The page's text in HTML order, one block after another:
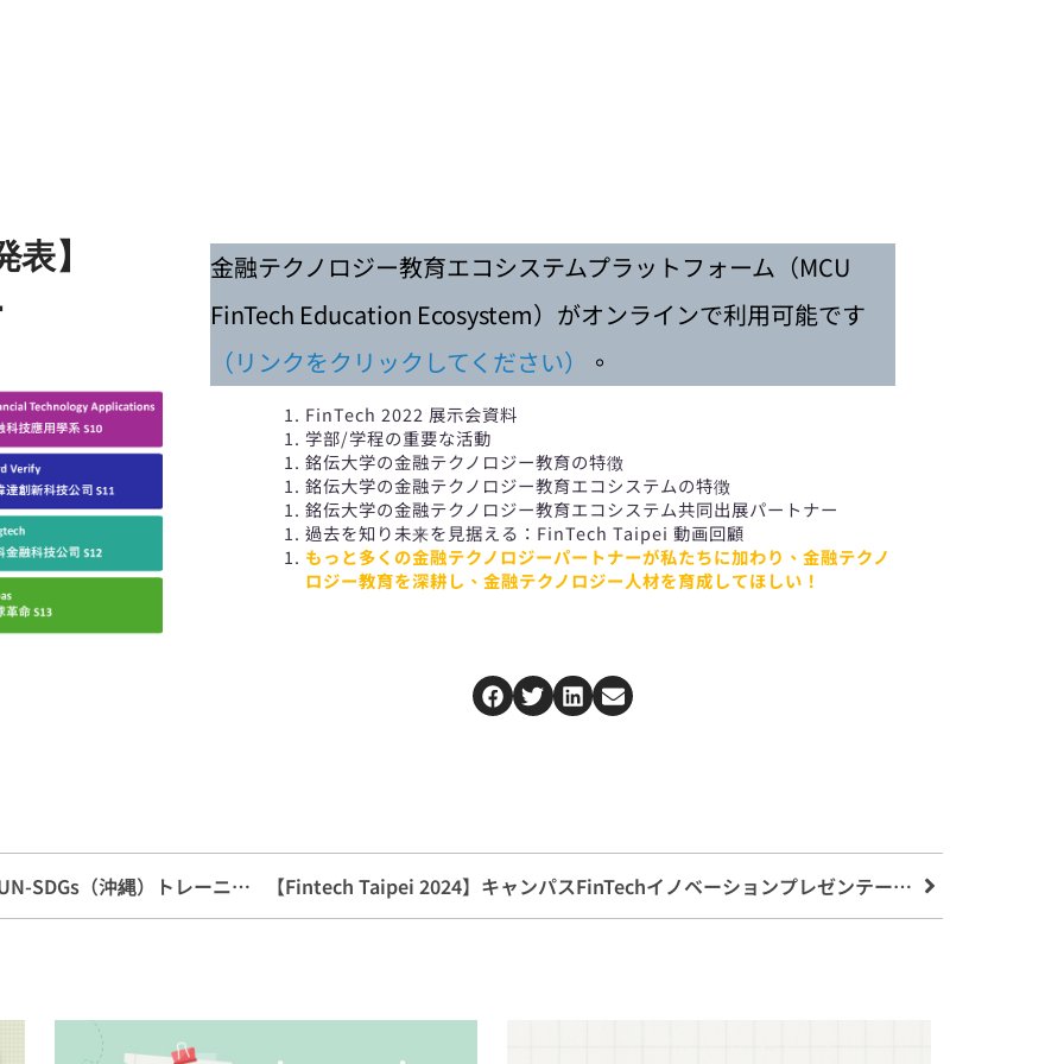
】
金融テクノロジー教育エコシステムプラットフォーム（MCU
FinTech Education Ecosystem）がオンラインで利用可能です
（リンクをクリックしてください）
。
FinTech 2022 展示会資料
学部/学程の重要な活動
銘伝大学の金融テクノロジー教育の特徴
銘伝大学の金融テクノロジー教育エコシステムの特徴
銘伝大学の金融テクノロジー教育エコシステム共同出展パートナー
過去を知り未来を見据える：FinTech Taipei 動画回顧
もっと多くの金融テクノロジーパートナーが私たちに加わり、金融テクノ
ロジー教育を深耕し、金融テクノロジー人材を育成してほしい！
グローバルユースリーダーシッププログラム UN-SDGs（沖縄）トレーニングキャンプ＆フォーラム 【Fintech Taipei 2024】キャンパスFinTechイノベーションプレゼンテーションFinTechトークFinTechシェアリングセッション